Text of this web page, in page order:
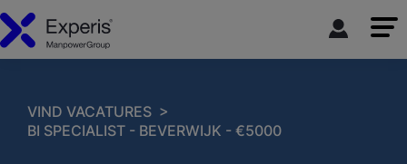
VIND VACATURES >
BI SPECIALIST - BEVERWIJK - €5000